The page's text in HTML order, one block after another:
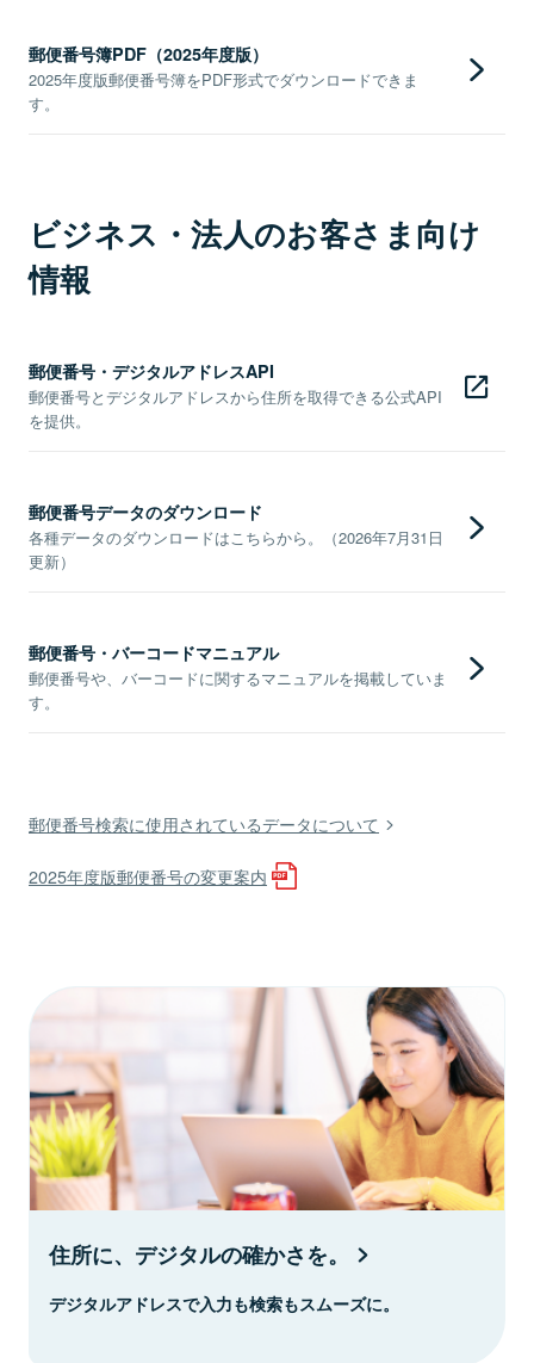
郵便番号簿PDF（2025年度版）
2025年度版郵便番号簿をPDF形式でダウンロードできま
す。
ビジネス・法人のお客さま向け
情報
郵便番号・デジタルアドレスAPI
郵便番号とデジタルアドレスから住所を取得できる公式API
を提供。
郵便番号データのダウンロード
各種データのダウンロードはこちらから。（2026年7月31日
更新）
郵便番号・バーコードマニュアル
郵便番号や、バーコードに関するマニュアルを掲載していま
す。
郵便番号検索に使用されているデータについて
2025年度版郵便番号の変更案内
住所に、デジタルの確かさを。
デジタルアドレスで入力も検索もスムーズに。